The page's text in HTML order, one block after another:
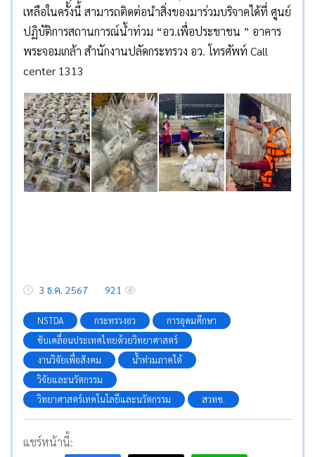
เหลือในครั้งนี้ สามารถติดต่อนำสิ่งของมาร่วมบริจาคได้ที่ ศูนย์
ปฏิบัติการสถานการณ์น้ำท่วม “อว.เพื่อประชาชน ” อาคาร
พระจอมเกล้า สำนักงานปลัดกระทรวง อว. โทรศัพท์ Call
center 1313
3 ธ.ค. 2567 921
NSTDA กระทรวงอว
การอุดมศึกษา
ขับเคลื่อนประเทศไทยด้วยวิทยาศาสตร์
งานวิจัยเพื่อสังคม
น้ำท่วมภาคใต้
วิจัยและนวัตกรรม
วิทยาศาสตร์เทคโนโลยีและนวัตกรรม
สวทช.
แชร์หน้านี้: